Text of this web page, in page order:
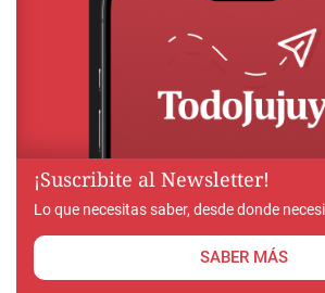
¡Suscribite al Newsletter!
Lo que necesitas saber, desde donde
SABER MÁS